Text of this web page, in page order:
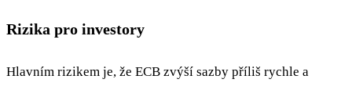
Rizika pro investory
Hlavním rizikem je, že ECB zvýší sazby příliš rychle a